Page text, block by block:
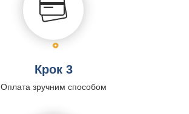
Крок 3
Оплата зручним способом